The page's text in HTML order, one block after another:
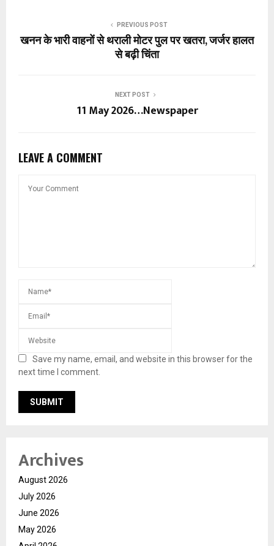
PREVIOUS POST
खनन के भारी वाहनों से थराली मोटर पुल पर खतरा, जर्जर हालत
से बढ़ी चिंता
NEXT POST
11 May 2026…Newspaper
LEAVE A COMMENT
Save my name, email, and website in this browser for the
next time I comment.
Archives
August 2026
July 2026
June 2026
May 2026